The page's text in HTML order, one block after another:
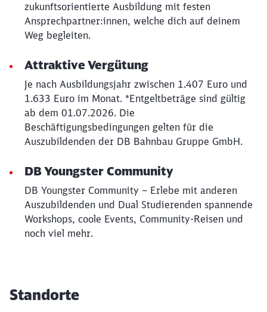
zukunftsorientierte Ausbildung mit festen
Ansprechpartner:innen, welche dich auf deinem
Weg begleiten.
Attraktive Vergütung
Je nach Ausbildungsjahr zwischen 1.407 Euro und
1.633 Euro im Monat. *Entgeltbeträge sind gültig
ab dem 01.07.2026. Die
Beschäftigungsbedingungen gelten für die
Auszubildenden der DB Bahnbau Gruppe GmbH.
DB Youngster Community
DB Youngster Community – Erlebe mit anderen
Auszubildenden und Dual Studierenden spannende
Workshops, coole Events, Community-Reisen und
noch viel mehr.
Standorte